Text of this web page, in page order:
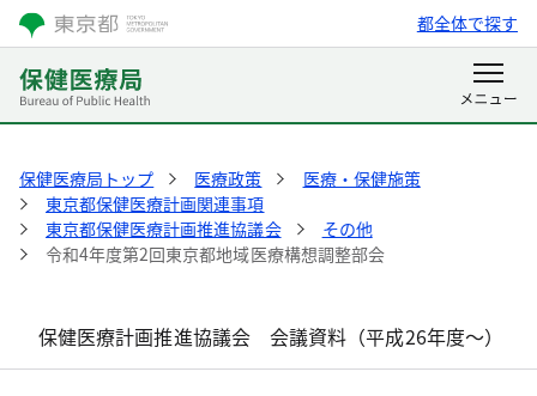
都全体で探す
保健医療局トップ 医療政策
医療・保健施策
東京都保健医療計画関連事項
東京都保健医療計画推進協議会
その他
令和4年度第2回東京都地域医療構想調整部会
保健医療計画推進協議会 会議資料（平成26年度～）